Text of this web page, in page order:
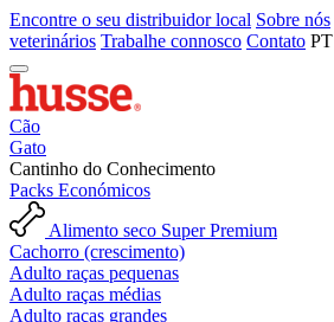
Encontre o seu distribuidor local Sobre nós
veterinários Trabalhe connosco Contato PT
Cão
Gato
Cantinho do Conhecimento
Packs Económicos
Alimento seco Super Premium
Cachorro (crescimento)
Adulto raças pequenas
Adulto raças médias
Adulto raças grandes